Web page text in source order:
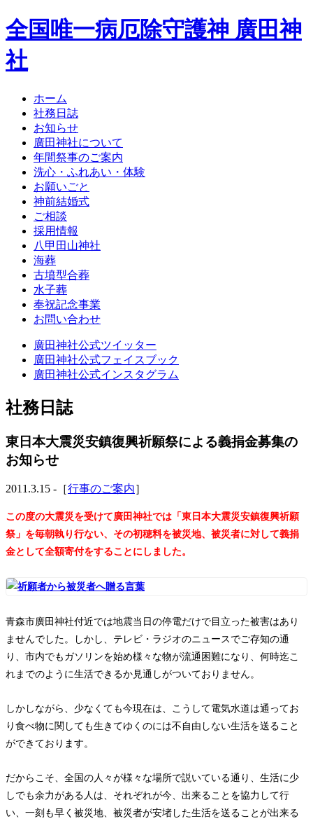
全国唯一病厄除守護神 廣田神
社
ホーム
社務日誌
お知らせ
廣田神社について
年間祭事のご案内
洗心・ふれあい・体験
お願いごと
神前結婚式
ご相談
採用情報
八甲田山神社
海葬
古墳型合葬
水子葬
奉祝記念事業
お問い合わせ
廣田神社公式ツイッター
廣田神社公式フェイスブック
廣田神社公式インスタグラム
社務日誌
東日本大震災安鎮復興祈願祭による義捐金募集の
お知らせ
2011.3.15 -［行事のご案内］
この度の大震災を受けて廣田神社では「東日本大震災安鎮復興祈願
祭」を毎朝執り行ない、その初穂料を被災地、被災者に対して義捐
金として全額寄付をすることにしました。
青森市廣田神社付近では地震当日の停電だけで目立った被害はあり
ませんでした。しかし、テレビ・ラジオのニュースでご存知の通
り、市内でもガソリンを始め様々な物が流通困難になり、何時迄こ
れまでのように生活できるか見通しがついておりません。
しかしながら、少なくても今現在は、こうして電気水道は通ってお
り食べ物に関しても生きてゆくのには不自由しない生活を送ること
ができております。
だからこそ、全国の人々が様々な場所で説いている通り、生活に少
しでも余力がある人は、それぞれが今、出来ることを協力して行
い、一刻も早く被災地、被災者が安堵した生活を送ることが出来る